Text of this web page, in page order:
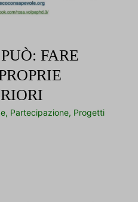
FARE
, Partecipazione, Progetti